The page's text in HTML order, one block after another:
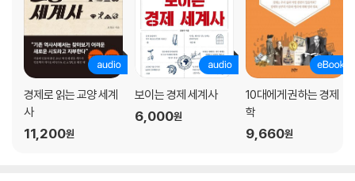
05. 괜히 그럴 리 없다 ? 착각적 상관
속설, 징크스, 괴담은 어떻게 만들어지는가
내가 탈 버스만 오지 않는다는 심리
파레이돌리아와 아포페니아
주가 차트를 맹신하지 마라
경제로 읽는 교양 세계
사
11,200원
보이는 경제 세계사
6,000원
10대에게 권하는 경제
학
9,660원